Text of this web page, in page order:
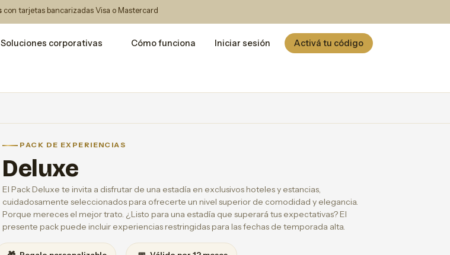
con tarjetas bancarizadas Visa o Mastercard
Soluciones corporativas Cómo funciona Iniciar sesión Activá tu código
PACK DE EXPERIENCIAS
Deluxe
El Pack Deluxe te invita a disfrutar de una estadía en exclusivos hoteles y estancias,
cuidadosamente seleccionados para ofrecerte un nivel superior de comodidad y elegancia.
Porque mereces el mejor trato. ¿Listo para una estadía que superará tus expectativas? El
presente pack puede incluir experiencias restringidas para las fechas de temporada alta.